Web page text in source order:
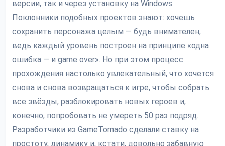
версии, так и через установку на Windows.
Поклонники подобных проектов знают: хочешь
сохранить персонажа целым — будь внимателен,
ведь каждый уровень построен на принципе «одна
ошибка — и game over». Но при этом процесс
прохождения настолько увлекательный, что хочется
снова и снова возвращаться к игре, чтобы собрать
все звёзды, разблокировать новых героев и,
конечно, попробовать не умереть 50 раз подряд.
Разработчики из GameTornado сделали ставку на
простоту, динамику и, кстати, довольно забавную